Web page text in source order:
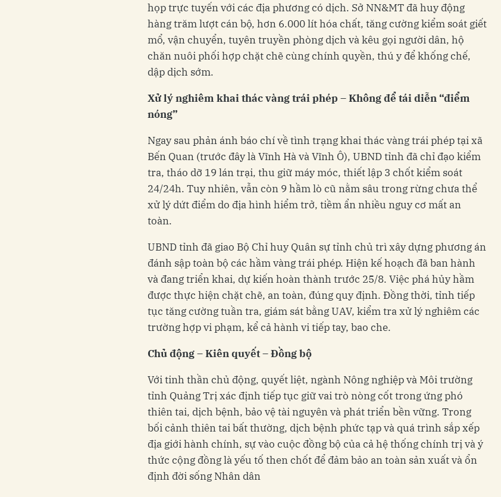
họp trực tuyến với các địa phương có dịch. Sở NN&MT đã huy động
hàng trăm lượt cán bộ, hơn 6.000 lít hóa chất, tăng cường kiểm soát giết
mổ, vận chuyển, tuyên truyền phòng dịch và kêu gọi người dân, hộ
chăn nuôi phối hợp chặt chẽ cùng chính quyền, thú y để khống chế,
dập dịch sớm.
Xử lý nghiêm khai thác vàng trái phép – Không để tái diễn “điểm
nóng”
Ngay sau phản ánh báo chí về tình trạng khai thác vàng trái phép tại xã
Bến Quan (trước đây là Vĩnh Hà và Vĩnh Ô), UBND tỉnh đã chỉ đạo kiểm
tra, tháo dỡ 19 lán trại, thu giữ máy móc, thiết lập 3 chốt kiểm soát
24/24h. Tuy nhiên, vẫn còn 9 hầm lò cũ nằm sâu trong rừng chưa thể
xử lý dứt điểm do địa hình hiểm trở, tiềm ẩn nhiều nguy cơ mất an
toàn.
UBND tỉnh đã giao Bộ Chỉ huy Quân sự tỉnh chủ trì xây dựng phương án
đánh sập toàn bộ các hầm vàng trái phép. Hiện kế hoạch đã ban hành
và đang triển khai, dự kiến hoàn thành trước 25/8. Việc phá hủy hầm
được thực hiện chặt chẽ, an toàn, đúng quy định. Đồng thời, tỉnh tiếp
tục tăng cường tuần tra, giám sát bằng UAV, kiểm tra xử lý nghiêm các
trường hợp vi phạm, kể cả hành vi tiếp tay, bao che.
Chủ động – Kiên quyết – Đồng bộ
Với tinh thần chủ động, quyết liệt, ngành Nông nghiệp và Môi trường
tỉnh Quảng Trị xác định tiếp tục giữ vai trò nòng cốt trong ứng phó
thiên tai, dịch bệnh, bảo vệ tài nguyên và phát triển bền vững. Trong
bối cảnh thiên tai bất thường, dịch bệnh phức tạp và quá trình sắp xếp
địa giới hành chính, sự vào cuộc đồng bộ của cả hệ thống chính trị và ý
thức cộng đồng là yếu tố then chốt để đảm bảo an toàn sản xuất và ổn
định đời sống Nhân dân